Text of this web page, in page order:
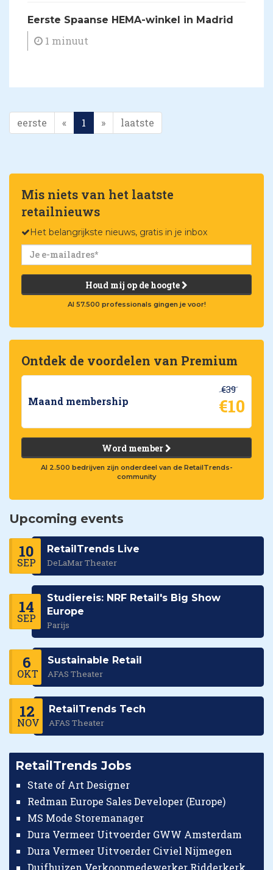
Eerste Spaanse HEMA-winkel in Madrid
1 minuut
eerste « 1 » laatste
Mis niets van het laatste
retailnieuws
Het belangrijkste nieuws, gratis in je inbox
Houd mij op de hoogte
Al 57.500 professionals gingen je voor!
Ontdek de voordelen van Premium
Maand membership
€39
€10
Word member
Al 2.500 bedrijven zijn onderdeel van de RetailTrends-
community
Upcoming events
10
SEP
RetailTrends Live
DeLaMar Theater
14
SEP
Studiereis: NRF Retail's Big Show
Europe
Parijs
6
OKT
Sustainable Retail
AFAS Theater
12
NOV
RetailTrends Tech
AFAS Theater
RetailTrends Jobs
State of Art Designer
Redman Europe Sales Developer (Europe)
MS Mode Storemanager
Dura Vermeer Uitvoerder GWW Amsterdam
Dura Vermeer Uitvoerder Civiel Nijmegen
Duifhuizen Verkoopmedewerker Ridderkerk